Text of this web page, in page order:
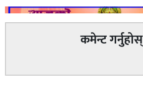
कमेन्ट गर्नुहोस्